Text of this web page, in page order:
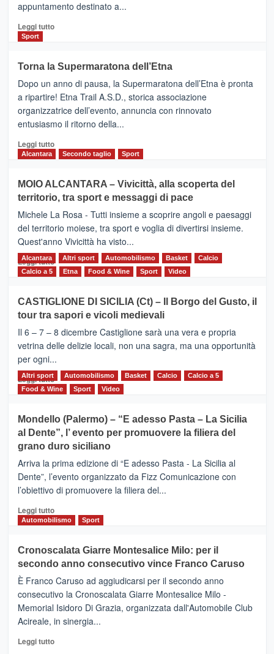
collegamenti
appuntamento destinato a...
Leggi tuttoLeggi
BROOKS
SuperMaratona
dell’Etna,
presentata
l’edizione
2026
Sport
Torna la Supermaratona dell’Etna
Dopo un anno di pausa, la Supermaratona dell’Etna è pronta
a ripartire! Etna Trail A.S.D., storica associazione
organizzatrice dell’evento, annuncia con rinnovato
entusiasmo il ritorno della...
Leggi tuttoLeggi
Torna
la
Supermaratona
dell’Etna
Alcantara Secondo taglio Sport
MOIO ALCANTARA – Vivicittà, alla scoperta del
territorio, tra sport e messaggi di pace
Michele La Rosa - Tutti insieme a scoprire angoli e paesaggi
del territorio moiese, tra sport e voglia di divertirsi insieme.
Quest'anno Vivicittà ha visto...
Leggi tutto Leggi
MOIO
ALCANTARA
–
Vivicittà,
alla
scoperta
del
territorio,
e
messaggi
di
Alcantara Altri sport Automobilismo Basket
Calcio
Calcio a 5
Etna Food & Wine Sport Video
CASTIGLIONE DI SICILIA (Ct) – Il Borgo del Gusto, il
tour tra sapori e vicoli medievali
Il 6 – 7 – 8 dicembre Castiglione sarà una vera e propria
vetrina delle delizie locali, non una sagra, ma una opportunità
per ogni...
Leggi tuttoLeggi
di
CASTIGLIONE
DI
SICILIA
(Ct)
–
Il
Borgo
Gusto,
il
tra
sapori
vicoli
medievali
Altri sport Automobilismo Basket Calcio
Calcio a 5
Food & Wine
Sport Video
Mondello (Palermo) – “E adesso Pasta – La Sicilia
al Dente”, l’ evento per promuovere la filiera del
grano duro siciliano
Arriva la prima edizione di “E adesso Pasta - La Sicilia al
Dente”, l’evento organizzato da Fizz Comunicazione con
l’obiettivo di promuovere la filiera del...
Leggi tuttoLeggi
di
Mondello
(Palermo)
–
“E
adesso
Pasta
–
Sicilia
Automobilismo Sport
Cronoscalata Giarre Montesalice Milo: per il
secondo anno consecutivo vince Franco Caruso
È Franco Caruso ad aggiudicarsi per il secondo anno
consecutivo la Cronoscalata Giarre Montesalice Milo -
Memorial Isidoro Di Grazia, organizzata dall'Automobile Club
Acireale, in sinergia...
Leggi tuttoLeggi